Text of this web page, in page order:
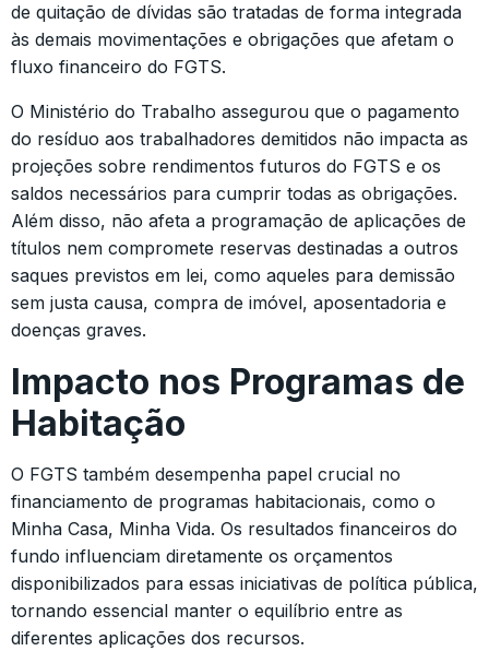
de quitação de dívidas são tratadas de forma integrada
às demais movimentações e obrigações que afetam o
fluxo financeiro do FGTS.
O Ministério do Trabalho assegurou que o pagamento
do resíduo aos trabalhadores demitidos não impacta as
projeções sobre rendimentos futuros do FGTS e os
saldos necessários para cumprir todas as obrigações.
Além disso, não afeta a programação de aplicações de
títulos nem compromete reservas destinadas a outros
saques previstos em lei, como aqueles para demissão
sem justa causa, compra de imóvel, aposentadoria e
doenças graves.
Impacto nos Programas de
Habitação
O FGTS também desempenha papel crucial no
financiamento de programas habitacionais, como o
Minha Casa, Minha Vida. Os resultados financeiros do
fundo influenciam diretamente os orçamentos
disponibilizados para essas iniciativas de política pública,
tornando essencial manter o equilíbrio entre as
diferentes aplicações dos recursos.